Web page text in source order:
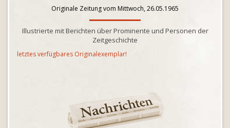
Originale Zeitung vom Mittwoch, 26.05.1965
Illustrierte mit Berichten über Prominente und Personen der
Zeitgeschichte
letztes verfügbares Originalexemplar!